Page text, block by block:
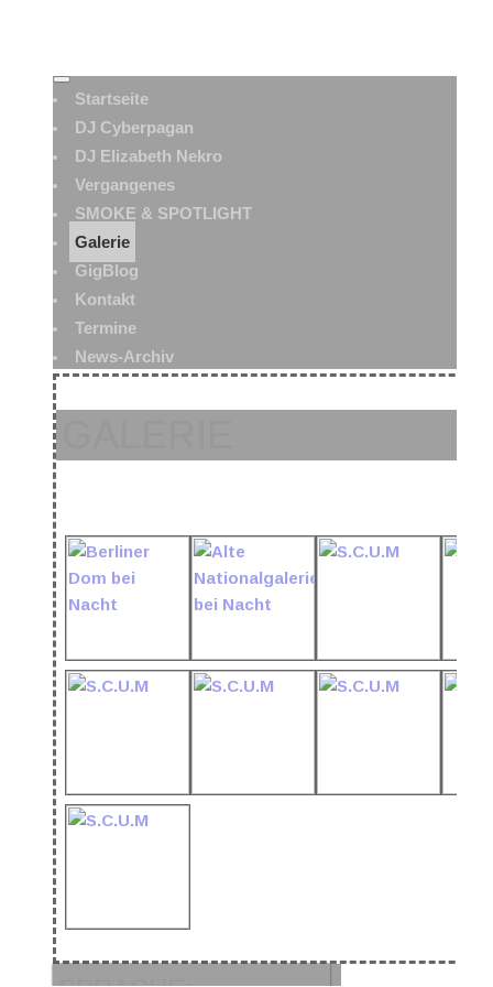
Startseite
DJ Cyberpagan
DJ Elizabeth Nekro
Vergangenes
SMOKE & SPOTLIGHT
Galerie
GigBlog
Kontakt
Termine
News-Archiv